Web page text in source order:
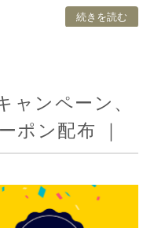
続きを読む
ャンペーン、
ポン配布 ｜